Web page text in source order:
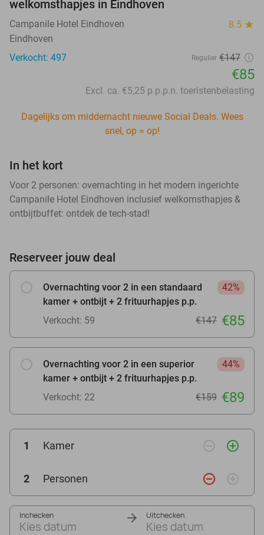
welkomsthapjes in Eindhoven
Campanile Hotel Eindhoven 8.5 star
Eindhoven
Verkocht: 497
Regulier €147
€85
Excl. ca. €5,25 p.p.p.n. toeristenbelasting
Dagelijks om middernacht nieuwe Social Deals. Wees
snel, op = op!
In het kort
Voor 2 personen: overnachting in het modern ingerichte
Campanile Hotel Eindhoven inclusief welkomsthapjes &
ontbijtbuffet: ontdek de tech-stad!
Reserveer jouw deal
Overnachting voor 2 in een standaard
kamer + ontbijt + 2 frituurhapjes p.p.
42%
Verkocht: 59 €147 €85
Overnachting voor 2 in een superior
kamer + ontbijt + 2 frituurhapjes p.p.
44%
Verkocht: 22 €159 €89
1 Kamer remove_circle_outline add_circle_outline
2 Personen remove_circle_outline add_circle_outline
Inchecken
Kies datum
Uitchecken
Kies datum